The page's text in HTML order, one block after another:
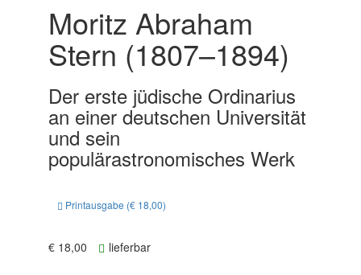
Moritz Abraham
Stern (1807–1894)
Der erste jüdische Ordinarius
an einer deutschen Universität
und sein
populärastronomisches Werk
Printausgabe (€ 18,00)
€ 18,00 lieferbar